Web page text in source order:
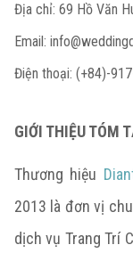
Địa chỉ: 69 Hồ Văn
Email:
Điện thoại: (+84)-
GIỚI THIỆU TÓM
Thương hiệu
2013 là đơn vị
dịch vụ Trang Trí